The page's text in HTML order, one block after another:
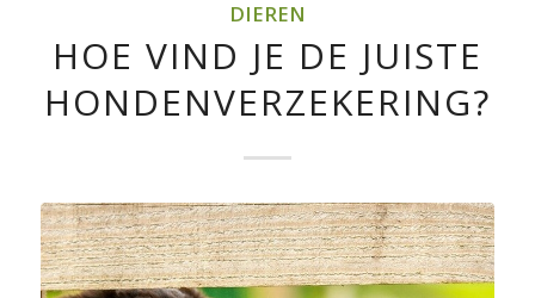
DIEREN
HOE VIND JE DE JUISTE
HONDENVERZEKERING?